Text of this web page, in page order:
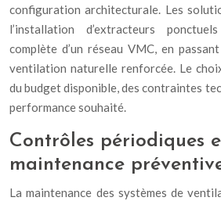
configuration architecturale. Les
l’installation d’extracteurs
complète d’un réseau VMC, en
ventilation naturelle renforcée. Le
du budget disponible, des contraintes
performance souhaité.
Contrôles périodiques
maintenance
La maintenance des systèmes de